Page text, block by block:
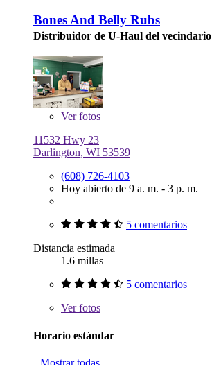
Bones And Belly Rubs
Distribuidor de U-Haul del vecindario
Verfotos
11532 Hwy 23
Darlington, WI 53539
(608) 726-4103
Hoy abierto de 9 a. m. - 3 p. m.
5 comentarios
Distancia estimada
1.6 millas
5 comentarios
Verfotos
Horario estándar
Mostrar todas